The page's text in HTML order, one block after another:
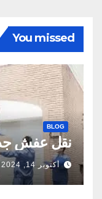
You missed
BLOG
نقل عفش
أكتوبر 14, 2024